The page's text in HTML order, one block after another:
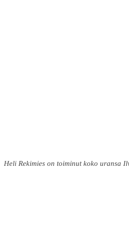
Heli Rekimies on toiminut koko uransa